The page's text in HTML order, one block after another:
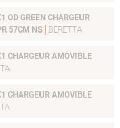
OD GREEN CHARGEUR
57CM NS
BERETTA
CHARGEUR AMOVIBLE
CHARGEUR AMOVIBLE